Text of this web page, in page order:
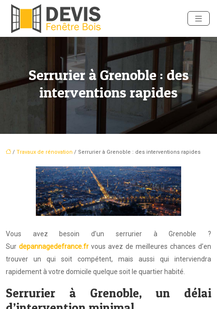
Serrurier à Grenoble : des
interventions rapides
/ Travaux de rénovation / Serrurier à Grenoble : des interventions rapides
Vous avez besoin d’un serrurier à Grenoble ?
Sur depannagedefrance.fr vous avez de meilleures chances d’en
trouver un qui soit compétent, mais aussi qui interviendra
rapidement à votre domicile quelque soit le quartier habité.
Serrurier à Grenoble, un délai